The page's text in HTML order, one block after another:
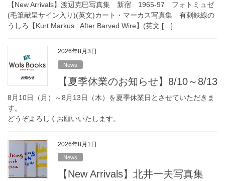
【New Arrivals】渡辺克巳写真集 新宿 1965-97 フォトミュゼ
(毛筆献呈サイン入り)(英文)カート・マーカス写真集 有刺鉄線の
うしろ【Kurt Markus : After Barved Wire】(英文 […]
2026年8月3日
News
【夏季休業のお知らせ】8/10～8/13
8月10日（月）～8月13日（木）を夏季休業日とさせていただきま
す。
どうぞよろしくお願いいたします。
2026年8月1日
News
【New Arrivals】北井一夫写真集